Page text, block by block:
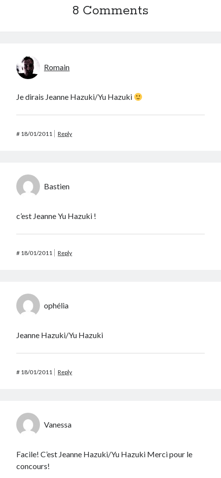
8 Comments
Romain
Je dirais Jeanne Hazuki/Yu Hazuki
# 18/01/2011 Reply
Bastien
c’est Jeanne Yu Hazuki !
# 18/01/2011 Reply
ophélia
Jeanne Hazuki/Yu Hazuki
# 18/01/2011 Reply
Vanessa
Facile! C’est Jeanne Hazuki/Yu Hazuki Merci pour le
concours!